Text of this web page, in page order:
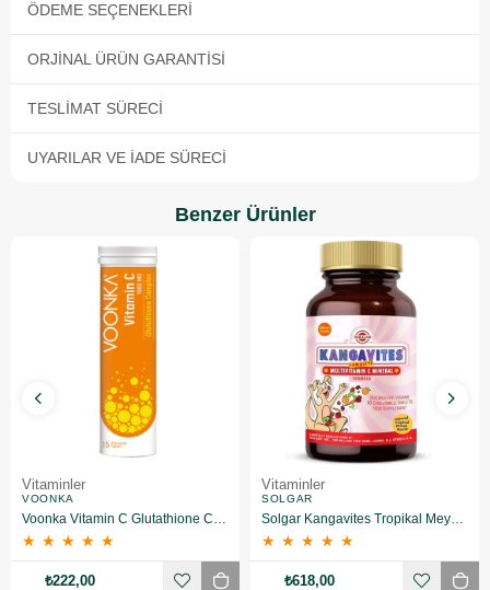
ÖDEME SEÇENEKLERI
ORJINAL ÜRÜN GARANTISI
TESLIMAT SÜRECI
UYARILAR VE İADE SÜRECI
Benzer Ürünler
Vitaminler
VOONKA
Voonka Vitamin C Glutathione Complex Efervesan 15 Tablet
★ ★ ★ ★ ★
₺222,00
Vitaminler
SOLGAR
Solgar Kangavites Tropikal Meyve Aromalı 60 Tablet
★ ★ ★ ★ ★
₺618,00